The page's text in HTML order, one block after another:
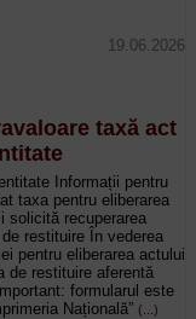
19.06.2026
taxă act
Informații pentru
taxa pentru eliberarea
solicită recuperarea
restituire În vederea
pentru eliberarea actului
de restituire aferentă
formularul este
Națională” (...)